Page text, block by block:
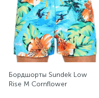
Бордшорты Sundek Low
Rise M Cornflower